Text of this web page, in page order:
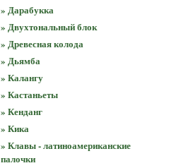
» Дарабукка
» Двухтональный блок
» Древесная колода
» Дьямба
» Калангу
» Кастаньеты
» Кенданг
» Кика
» Клавы - латиноамериканские
палочки